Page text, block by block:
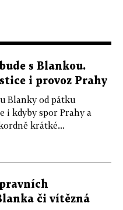
s Blankou.
i provoz Prahy
Blanky od pátku
i kdyby spor Prahy a
krátké...
či vítězná